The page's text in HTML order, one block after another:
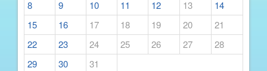
8
9 10 11 12 13
14
15
16 17 18 19 20
21
22
23 24 25 26 27
28
29
30
31